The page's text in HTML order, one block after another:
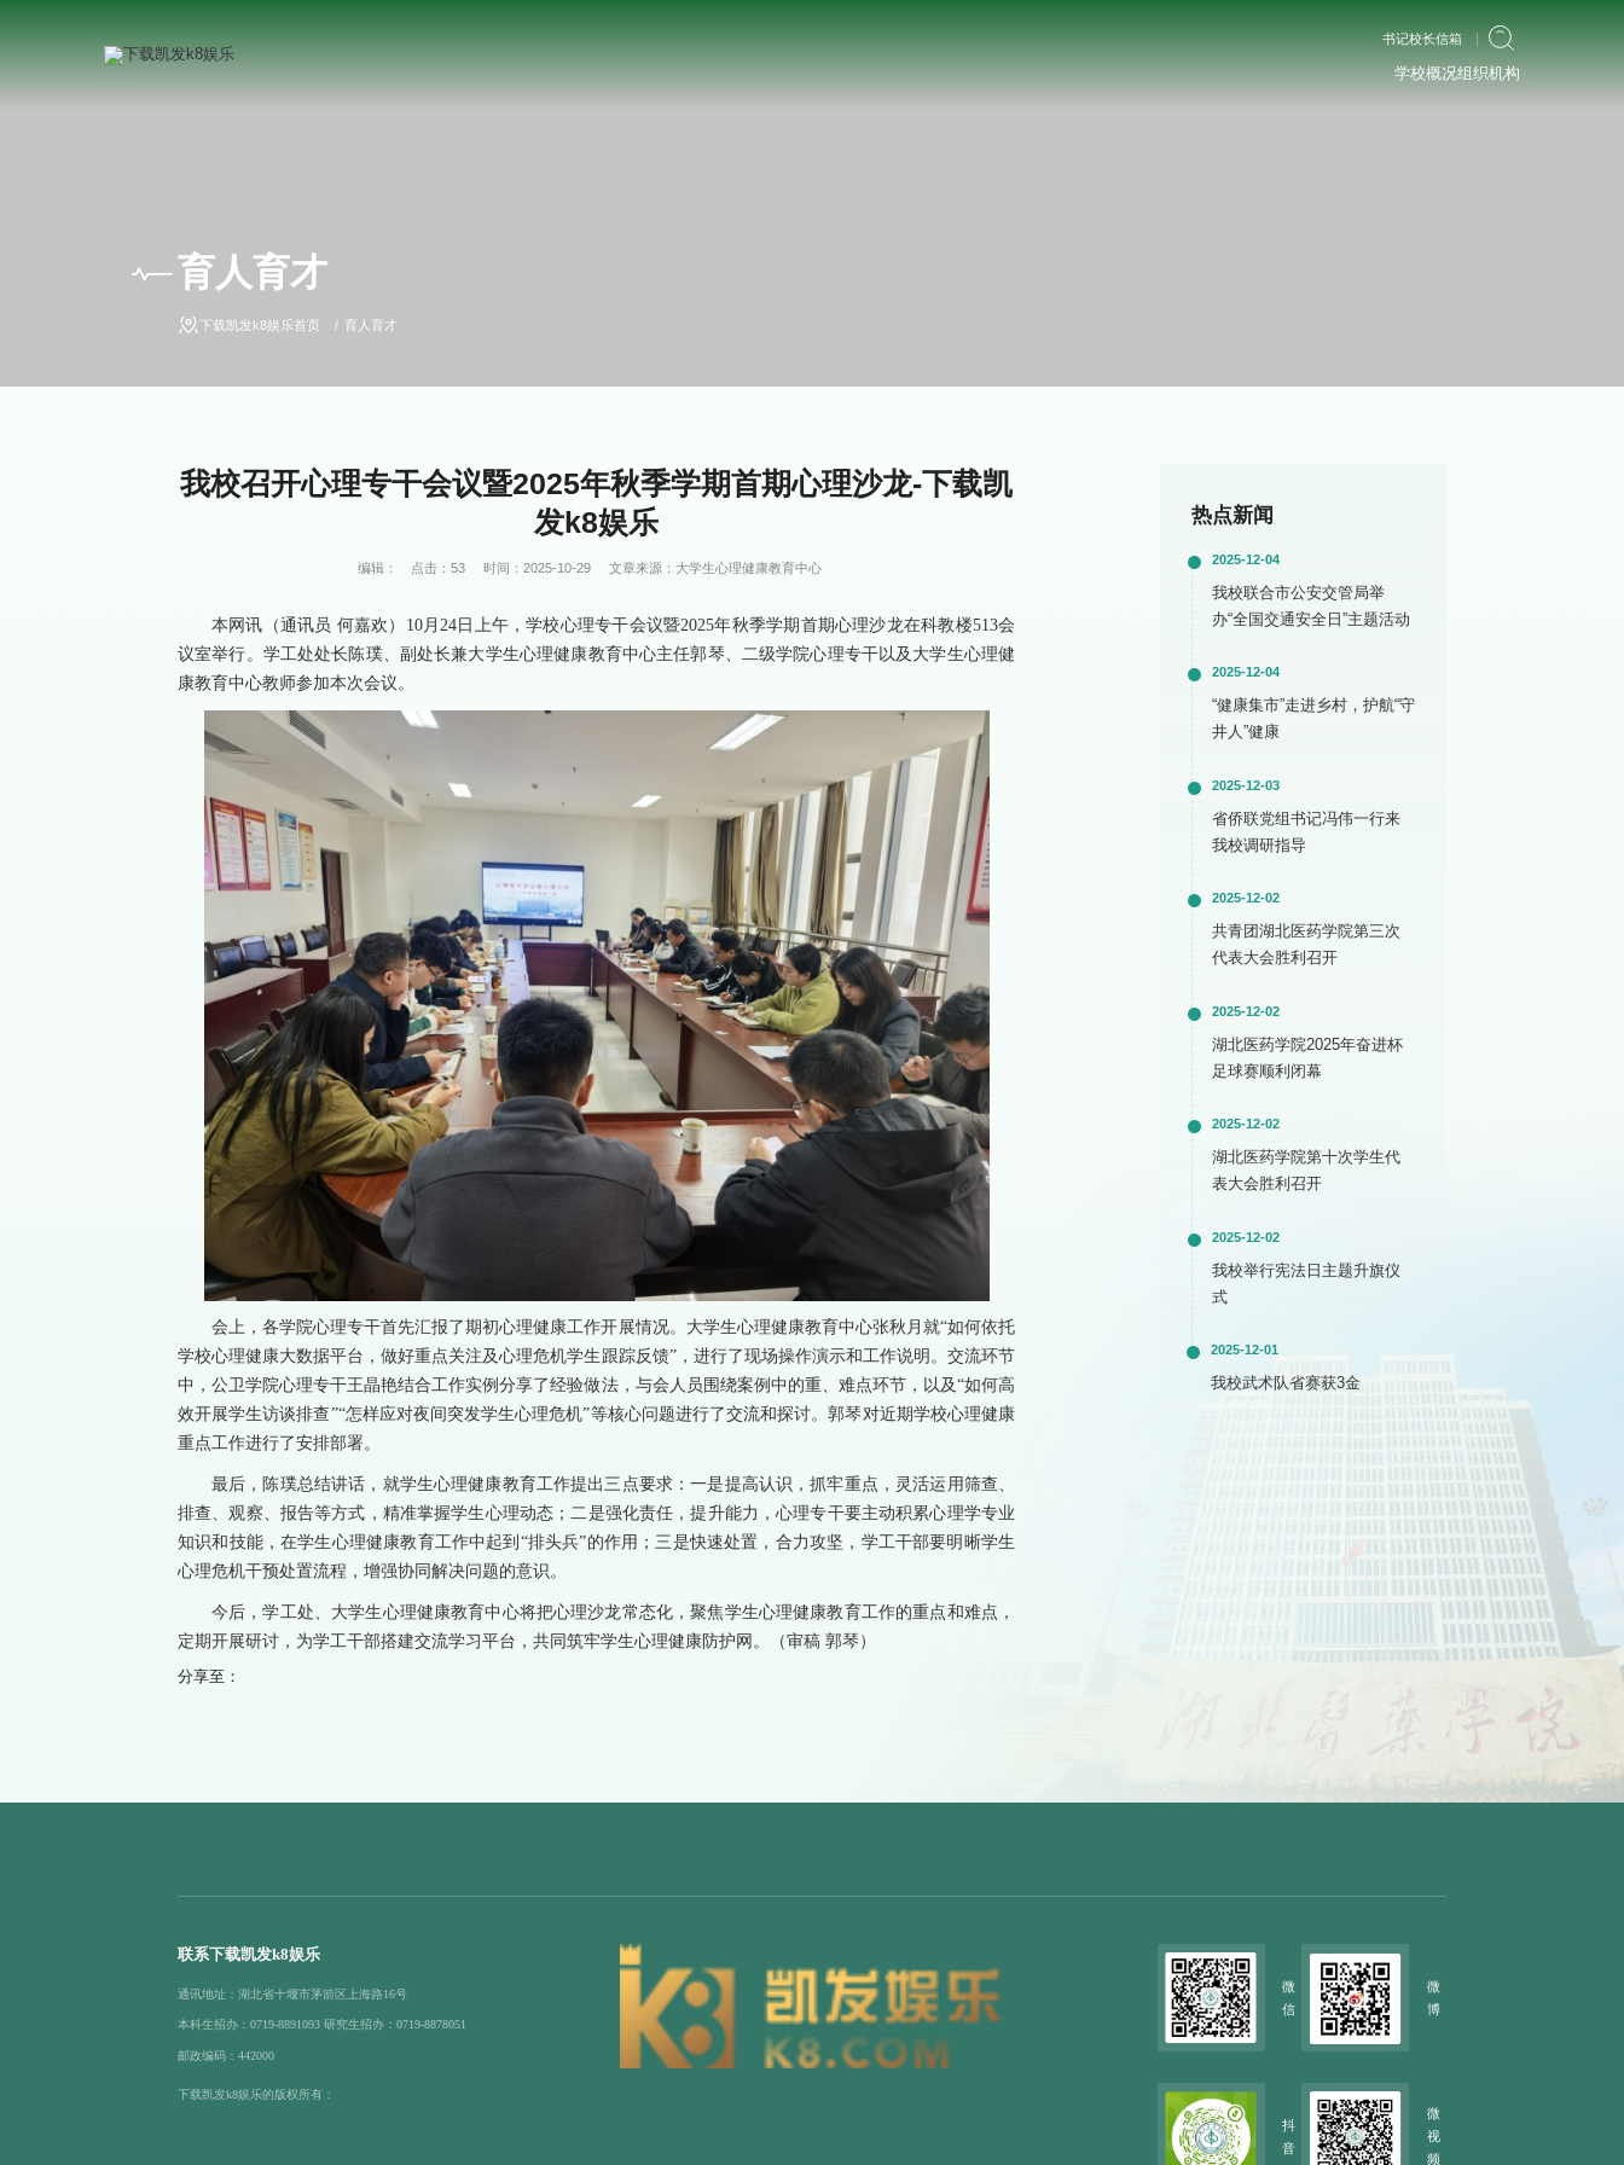
书记校长信箱
学校概况组织机构
育人育才
下载凯发k8娱乐首页 育人育才
我校召开心理专干会议暨2025年秋季学期首期心理沙龙-下载凯
发k8娱乐
编辑： 点击： 53 时间：2025-10-29 文章来源：大学生心理健康教育中心
本网讯（通讯员 何嘉欢）10月24日上午，学校心理专干会议暨2025年秋季学期首期心理沙龙在科教楼513会
议室举行。学工处处长陈璞、副处长兼大学生心理健康教育中心主任郭琴、二级学院心理专干以及大学生心理健
康教育中心教师参加本次会议。
会上，各学院心理专干首先汇报了期初心理健康工作开展情况。大学生心理健康教育中心张秋月就“如何依托
学校心理健康大数据平台，做好重点关注及心理危机学生跟踪反馈”，进行了现场操作演示和工作说明。交流环节
中，公卫学院心理专干王晶艳结合工作实例分享了经验做法，与会人员围绕案例中的重、难点环节，以及“如何高
效开展学生访谈排查”“怎样应对夜间突发学生心理危机”等核心问题进行了交流和探讨。郭琴对近期学校心理健康
重点工作进行了安排部署。
最后，陈璞总结讲话，就学生心理健康教育工作提出三点要求：一是提高认识，抓牢重点，灵活运用筛查、
排查、观察、报告等方式，精准掌握学生心理动态；二是强化责任，提升能力，心理专干要主动积累心理学专业
知识和技能，在学生心理健康教育工作中起到“排头兵”的作用；三是快速处置，合力攻坚，学工干部要明晰学生
心理危机干预处置流程，增强协同解决问题的意识。
今后，学工处、大学生心理健康教育中心将把心理沙龙常态化，聚焦学生心理健康教育工作的重点和难点，
定期开展研讨，为学工干部搭建交流学习平台，共同筑牢学生心理健康防护网。（审稿 郭琴）
分享至：
热点新闻
2025-12-04
我校联合市公安交管局举
办“全国交通安全日”主题活动
2025-12-04
“健康集市”走进乡村，护航“守
井人”健康
2025-12-03
省侨联党组书记冯伟一行来
我校调研指导
2025-12-02
共青团湖北医药学院第三次
代表大会胜利召开
2025-12-02
湖北医药学院2025年奋进杯
足球赛顺利闭幕
2025-12-02
湖北医药学院第十次学生代
表大会胜利召开
2025-12-02
我校举行宪法日主题升旗仪
式
2025-12-01
我校武术队省赛获3金
联系下载凯发k8娱乐
通讯地址：湖北省十堰市茅箭区上海路16号
本科生招办：0719-8891093 研究生招办：0719-8878051
邮政编码：442000
下载凯发k8娱乐的版权所有：
微
信
微
博
抖
音
微
视
频